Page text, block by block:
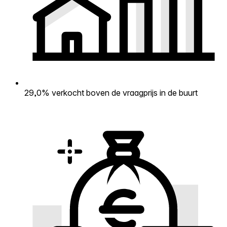
29,0% verkocht boven de vraagprijs in de buurt